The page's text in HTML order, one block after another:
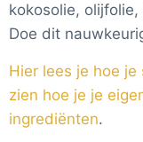
kokosolie,
Doe dit
Hier lees je hoe je
zien hoe je je
ingrediënten.